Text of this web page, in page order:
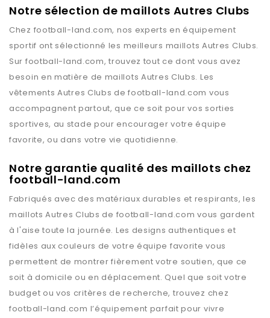
Notre sélection de maillots Autres Clubs
Chez football-land.com, nos experts en équipement
sportif ont sélectionné les meilleurs maillots Autres Clubs.
Sur football-land.com, trouvez tout ce dont vous avez
besoin en matière de maillots Autres Clubs. Les
vêtements Autres Clubs defootball-land.com vous
accompagnent partout, que ce soit pour vos sorties
sportives, au stade pour encourager votre équipe
favorite, ou dans votre vie quotidienne.
Notre garantie qualité des maillots chez
football-land.com
Fabriqués avec des matériaux durables et respirants, les
maillotsAutres Clubs de football-land.com vous gardent
à l'aise toute la journée. Les designs authentiques et
fidèles aux couleurs de votre équipe favorite vous
permettent de montrer fièrement votre soutien, que ce
soit à domicile ou en déplacement. Quel que soit votre
budget ou vos critères de recherche, trouvez chez
football-land.com l’équipement parfait pour vivre